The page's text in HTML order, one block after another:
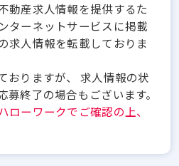
動産求人情報を提供するた
ターネットサービスに掲載
求人情報を転載しておりま
おりますが、 求人情報の状
終了の場合もございます。
ローワークでご確認の上、